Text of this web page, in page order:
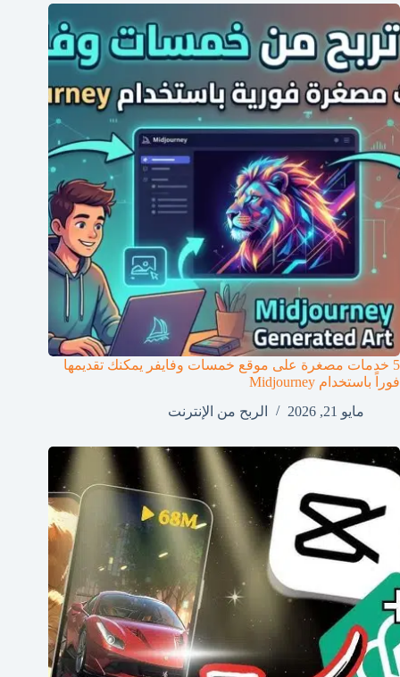
5 خدمات مصغرة على موقع خمسات وفايفر يمكنك تقديمها
فوراً باستخدام Midjourney
مايو 21, 2026
الربح من الإنترنت